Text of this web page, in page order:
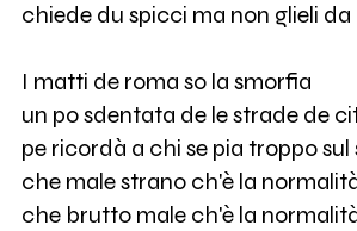
chiede du spicci ma non glieli da
I matti de roma so la smorfia
un po sdentata de le strade de
pe ricordà a chi se pia troppo sul
che male strano ch'è la
che brutto male ch'è la